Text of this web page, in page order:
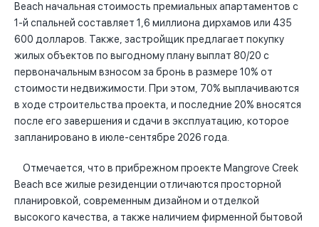
Beach начальная стоимость премиальных апартаментов с
1-й спальней составляет 1,6 миллиона дирхамов или 435
600 долларов. Также, застройщик предлагает покупку
жилых объектов по выгодному плану выплат 80/20 с
первоначальным взносом за бронь в размере 10% от
стоимости недвижимости. При этом, 70% выплачиваются
в ходе строительства проекта, и последние 20% вносятся
после его завершения и сдачи в эксплуатацию, которое
запланировано в июле-сентябре 2026 года.
Отмечается, что в прибрежном проекте Mangrove Creek
Beach все жилые резиденции отличаются просторной
планировкой, современным дизайном и отделкой
высокого качества, а также наличием фирменной бытовой